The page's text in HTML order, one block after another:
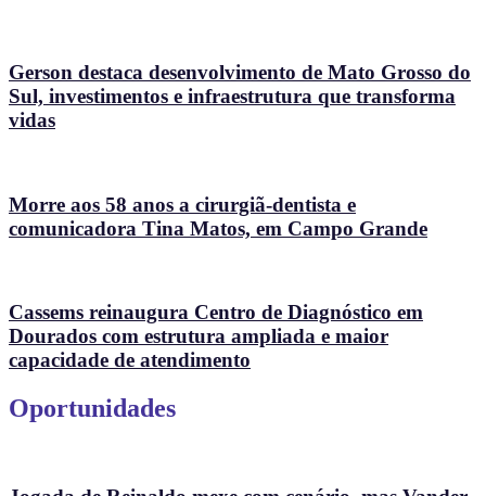
Gerson destaca desenvolvimento de Mato Grosso do
Sul, investimentos e infraestrutura que transforma
vidas
Morre aos 58 anos a cirurgiã-dentista e
comunicadora Tina Matos, em Campo Grande
Cassems reinaugura Centro de Diagnóstico em
Dourados com estrutura ampliada e maior
capacidade de atendimento
Oportunidades